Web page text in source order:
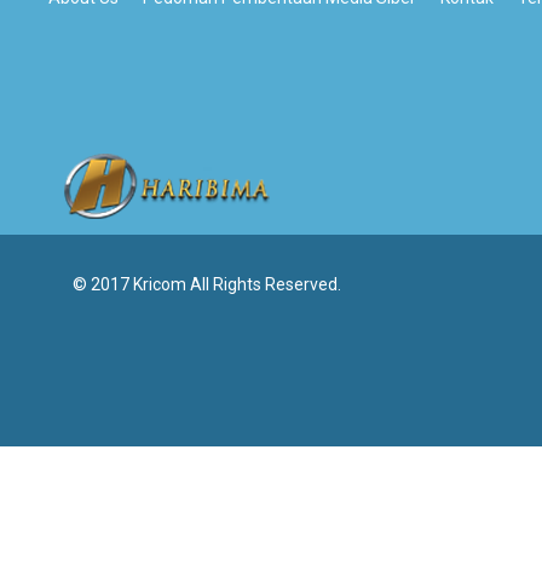
© 2017 Kricom All Rights Reserved.